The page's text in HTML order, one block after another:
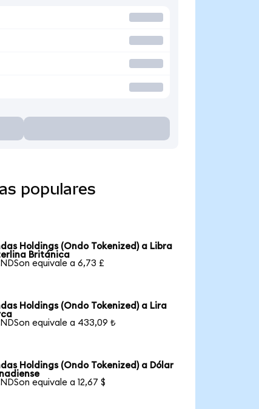
populares
Holdings (Ondo Tokenized) a Libra
Británica
equivale a 6,73 £
Holdings (Ondo Tokenized) a Lira
equivale a 433,09 ₺
Holdings (Ondo Tokenized) a Dólar
equivale a 12,67 $